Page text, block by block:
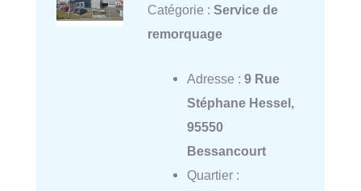
Catégorie : Service de
remorquage
Adresse : 9 Rue
Stéphane Hessel,
95550
Bessancourt
Quartier :